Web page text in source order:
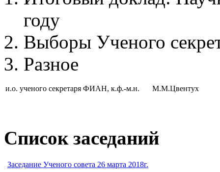
году
Выборы Ученого
Разное
и.о. ученого секретаря ФИАН, к.ф.-м.н. М.М.Цвентух
Список заседаний
Заседание Ученого совета 26 марта 2018г.